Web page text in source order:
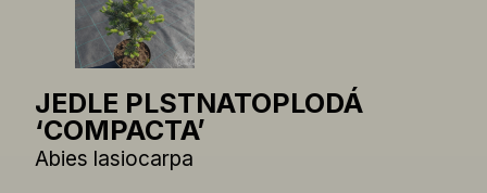
JEDLE PLSTNATOPLODÁ
‘COMPACTA’
Abies lasiocarpa